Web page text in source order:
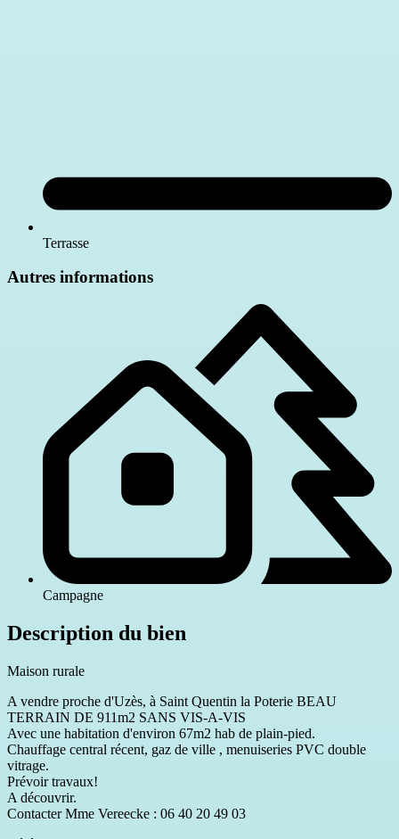
Terrasse
Autres informations
Campagne
Description du bien
Maison rurale
A vendre proche d'Uzès, à Saint Quentin la Poterie BEAU
TERRAIN DE 911m2 SANS VIS-A-VIS
Avec une habitation d'environ 67m2 hab de plain-pied.
Chauffage central récent, gaz de ville , menuiseries PVC double
vitrage.
Prévoir travaux!
A découvrir.
Contacter Mme Vereecke : 06 40 20 49 03